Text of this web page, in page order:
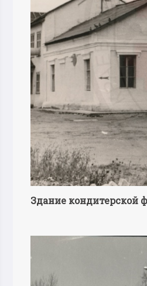
Здание кондитерской